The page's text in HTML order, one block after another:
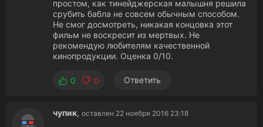
простом, как тинейджерская малышня решила
срубить бабла не совсем обычным способом.
Не смог досмотреть, никакая концовка этот
фильм не воскресит из мертвых. Не
рекомендую любителям качественной
кинопродукции. Оценка 0/10.
0 0 Ответить
чупик, оставлен 22 ноября 2016 23:18